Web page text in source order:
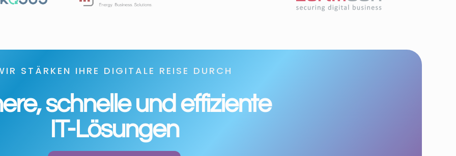
STÄRKEN IHRE DIGITALE REISE DURCH
schnelle und effiziente
IT-Lösungen